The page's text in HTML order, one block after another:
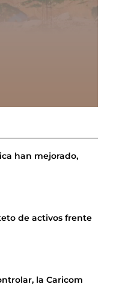
han mejorado,
de activos frente
la Caricom